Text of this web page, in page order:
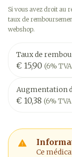
Si vous avez droit au
taux de
webshop.
Taux de
€ 15,90 (6%
Augmentation
€ 10,38 (6%
Ce